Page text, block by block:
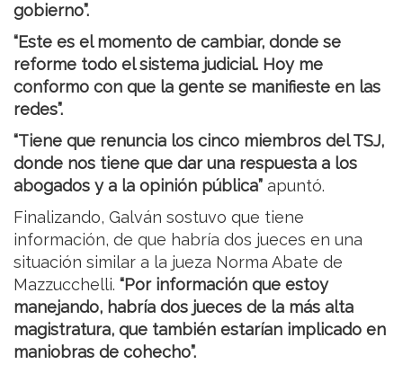
gobierno”.
“Este es el momento de cambiar, donde se
reforme todo el sistema judicial. Hoy me
conformo con que la gente se manifieste en las
redes”.
“Tiene que renuncia los cinco miembros del TSJ,
donde nos tiene que dar una respuesta a los
abogados y a la opinión pública” apuntó.
Finalizando, Galván sostuvo que tiene
información, de que habría dos jueces en una
situación similar a la jueza Norma Abate de
Mazzucchelli. “Por información que estoy
manejando, habría dos jueces de la más alta
magistratura, que también estarían implicado en
maniobras de cohecho”.